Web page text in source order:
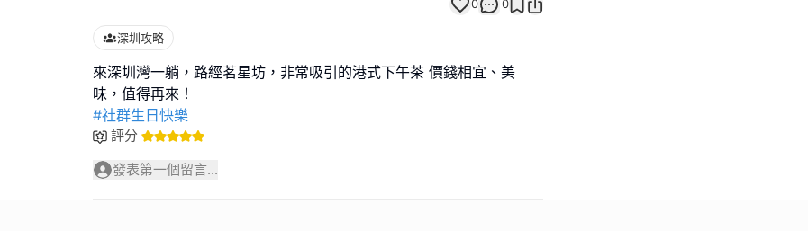
0 0
深圳攻略
來深圳灣一躺，路經茗星坊，非常吸引的港式下午茶 價錢相宜、美
#社群生日快樂
評分
發表第一個留言...